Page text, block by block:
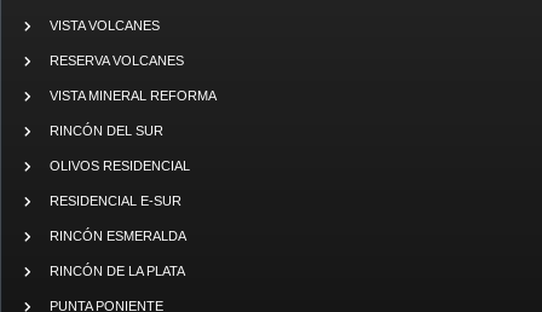
VISTA VOLCANES
RESERVA VOLCANES
VISTA MINERAL REFORMA
RINCÓN DEL SUR
OLIVOS RESIDENCIAL
RESIDENCIAL E-SUR
RINCÓN ESMERALDA
RINCÓN DE LA PLATA
PUNTA PONIENTE